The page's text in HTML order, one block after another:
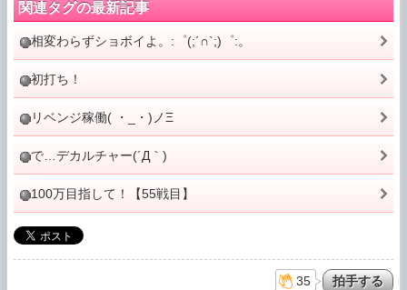
関連タグの最新記事
相変わらずショボイよ。:゜(;´∩`;)゜:。
初打ち！
リベンジ稼働( ・_・)ノΞ
で…デカルチャー(´Д｀)
100万目指して！【55戦目】
35